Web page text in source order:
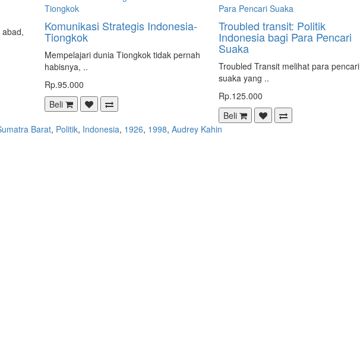
Komunikasi Strategis Indonesia-
Tiongkok
Mempelajari dunia Tiongkok tidak pernah
habisnya, ..
Rp.95.000
Beli
Troubled transit: Politik
Indonesia bagi Para Pencari
Suaka
Troubled Transit melihat para pencari
suaka yang ..
Rp.125.000
Beli
Barat, Politik, Indonesia, 1926, 1998, Audrey Kahin